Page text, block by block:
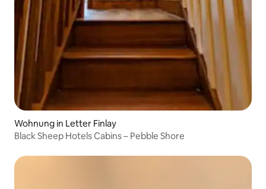
Wohnung in Letter Finlay
Black Sheep Hotels Cabins – Pebble Shore